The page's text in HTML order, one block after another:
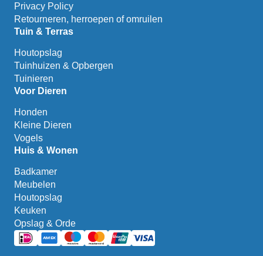
Privacy Policy
Retourneren, herroepen of omruilen
Tuin & Terras
Houtopslag
Tuinhuizen & Opbergen
Tuinieren
Voor Dieren
Honden
Kleine Dieren
Vogels
Huis & Wonen
Badkamer
Meubelen
Houtopslag
Keuken
Opslag & Orde